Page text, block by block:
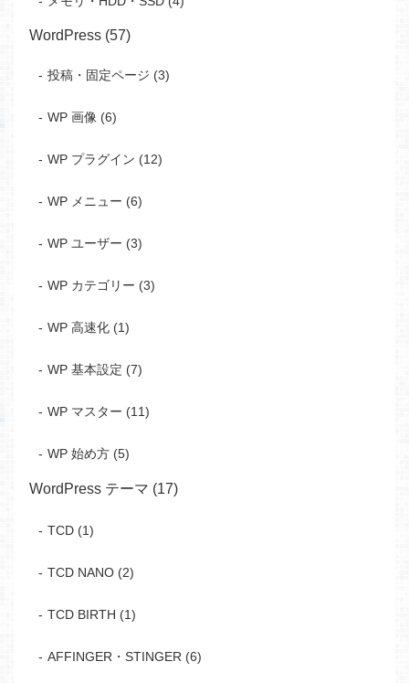
WordPress (57)
投稿・固定ページ (3)
WP 画像 (6)
WP プラグイン (12)
WP メニュー (6)
WP ユーザー (3)
WP カテゴリー (3)
WP 高速化 (1)
WP 基本設定 (7)
WP マスター (11)
WP 始め方 (5)
WordPress テーマ (17)
TCD (1)
TCD NANO (2)
TCD BIRTH (1)
AFFINGER・STINGER (6)